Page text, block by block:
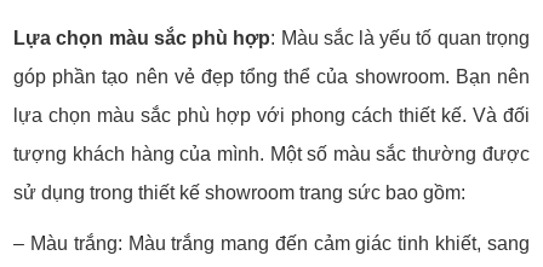
Lựa chọn màu sắc phù hợp: Màu sắc là yếu tố quan trọng
góp phần tạo nên vẻ đẹp tổng thể của showroom. Bạn nên
lựa chọn màu sắc phù hợp với phong cách thiết kế. Và đối
tượng khách hàng của mình. Một số màu sắc thường được
sử dụng trong thiết kế showroom trang sức bao gồm:
– Màu trắng: Màu trắng mang đến cảm giác tinh khiết, sang